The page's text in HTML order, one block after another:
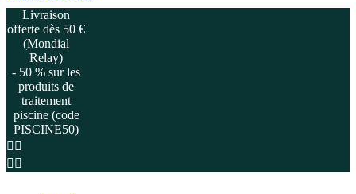
Livraison
offerte dès 50 €
(Mondial
Relay)
- 50 % sur les
produits de
traitement
piscine (code
PISCINE50)